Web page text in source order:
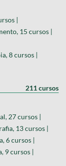
|
15 cursos |
8 cursos |
211 cursos
27 cursos |
13 cursos |
6 cursos |
9 cursos |